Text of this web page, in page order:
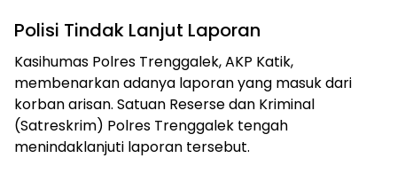
​Polisi Tindak Lanjut Laporan
​Kasihumas Polres Trenggalek, AKP Katik,
membenarkan adanya laporan yang masuk dari
korban arisan. Satuan Reserse dan Kriminal
(Satreskrim) Polres Trenggalek tengah
menindaklanjuti laporan tersebut.